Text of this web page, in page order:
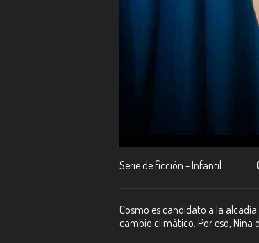
Serie de ficción - Infantil
Cosmo es candidato a la
cambio climático. Por eso, Nina